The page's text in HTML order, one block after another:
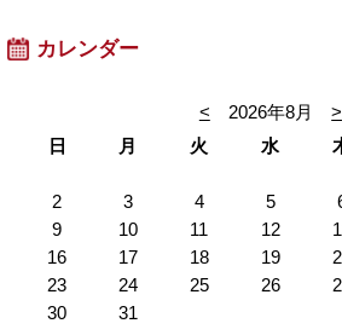
カレンダー
< 2026年8月
>
日
月 火 水
2
3 4 5
9
10 11 12
16
17 18 19
23
24 25 26
30
31